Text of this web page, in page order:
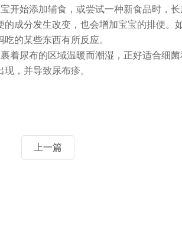
开始添加辅食，或尝试一种新食品时，
的成分发生改变，也会增加宝宝的排便。
的某些东西有所反应。
着尿布的区域温暖而潮湿，正好适合细
，并导致尿布疹。
上一篇